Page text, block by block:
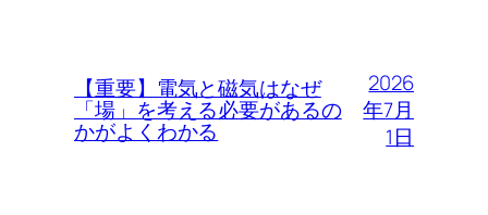
【重要】電気と磁気はなぜ
「場」を考える必要があるの
かがよくわかる
2026
年7月
1日